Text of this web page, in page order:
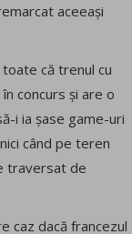
aceeași
că trenul cu
concurs și are o
i ia șase game-uri
când pe teren
traversat de
caz dacă francezul